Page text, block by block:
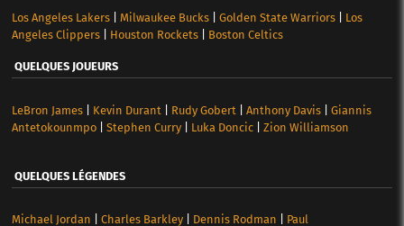
Los Angeles Lakers| Milwaukee Bucks| Golden State Warriors| Los
Angeles Clippers| Houston Rockets| Boston Celtics
QUELQUES JOUEURS
LeBron James| Kevin Durant Rudy Gobert Anthony Davis| Giannis
Antetokounmpo| Stephen Curry| Luka Doncic| Zion Williamson
QUELQUES LÉGENDES
Michael Jordan Charles Barkley| Dennis Rodman Paul